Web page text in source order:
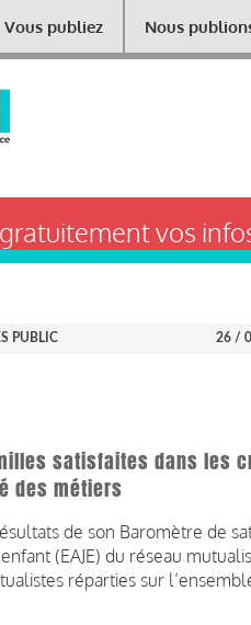
Vous publiez Nous
gratuitement vos
PUBLIC 26 /
satisfaites dans les
des métiers
de son Baromètre de
(EAJE) du réseau
réparties sur